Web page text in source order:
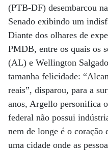
(PTB-DF) desembarcou
Senado exibindo um
Diante dos olhares de
PMDB, entre os quais os
(AL) e Wellington
tamanha felicidade:
reais”, disparou, para a
anos, Argello personifica
federal não possui
nem de longe é o coração
uma cidade onde as